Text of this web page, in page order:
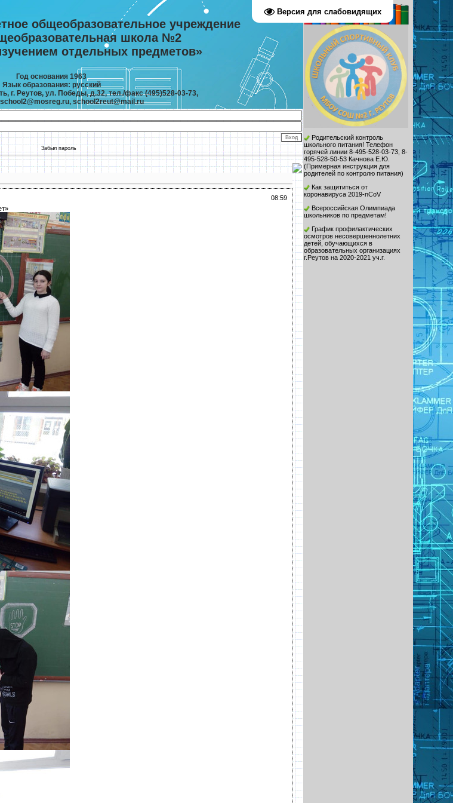
Версия для слабовидящих
общеобразовательное учреждение
школа №2
отдельных предметов»
Год основания 1963
Язык образования: русский
г. Реутов, ул. Победы, д.32, тел./факс (495)528-03-73,
school2reut@mail.ru
Родительский контроль
школьного питания! Телефон
горячей линии 8-495-528-03-73, 8-
495-528-50-53 Качнова Е.Ю.
(Примерная инструкция для
родителей по контролю питания)
Как защититься от
коронавируса 2019-nCoV
Всероссийская Олимпиада
школьников по предметам!
График профилактических
осмотров несовершеннолетних
детей, обучающихся в
образовательных организациях
г.Реутов на 2020-2021 уч.г.
Забыл пароль
08:59